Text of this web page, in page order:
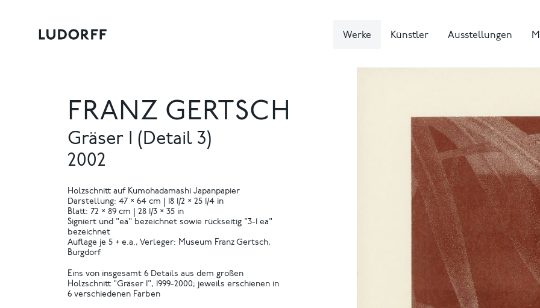
Werke Künstler Ausstellungen
FRANZ GERTSCH
Gräser I (Detail 3)
2002
Holzschnitt auf Kumohadamashi Japanpapier
Darstellung: 47 × 64 cm | 18 1/2 × 25 1/4 in
Blatt: 72 × 89 cm | 28 1/3 × 35 in
Signiert und "ea" bezeichnet sowie rückseitig "3-1 ea"
bezeichnet
Auflage je 5 + e.a., Verleger: Museum Franz Gertsch,
Burgdorf
Eins von insgesamt 6 Details aus dem großen
Holzschnitt "Gräser I", 1999-2000; jeweils erschienen in
6 verschiedenen Farben